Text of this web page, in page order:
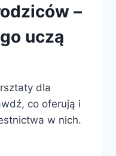
–
uczą
dla
co oferują i
w nich.